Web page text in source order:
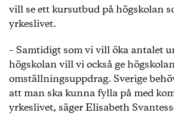
vill se ett kursutbud på högskolan
yrkeslivet.
– Samtidigt som vi vill öka antalet
högskolan vill vi också ge
omställningsuppdrag. Sverige
att man ska kunna fylla på med
yrkeslivet, säger Elisabeth